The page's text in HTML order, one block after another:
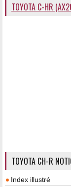
TOYOTA C-HR
TOYOTA CH-R
Index illustré